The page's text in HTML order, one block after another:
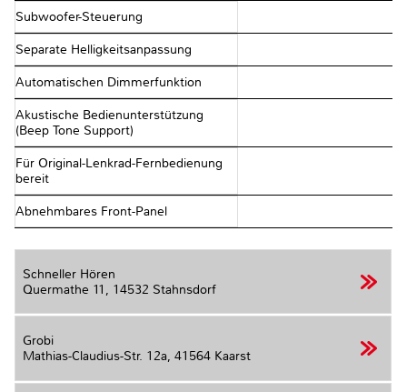
Subwoofer-Steuerung
Separate Helligkeitsanpassung
Automatischen Dimmerfunktion
Akustische Bedienunterstützung
(Beep Tone Support)
Für Original-Lenkrad-Fernbedienung
bereit
Abnehmbares Front-Panel
Schneller Hören
Quermathe 11, 14532 Stahnsdorf
Grobi
Mathias-Claudius-Str. 12a, 41564 Kaarst